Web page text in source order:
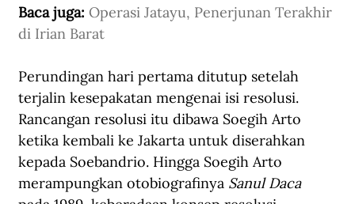
Baca juga: Operasi Jatayu, Penerjunan Terakhir
di Irian Barat
Perundingan hari pertama ditutup setelah
terjalin kesepakatan mengenai isi resolusi.
Rancangan resolusi itu dibawa Soegih Arto
ketika kembali ke Jakarta untuk diserahkan
kepada Soebandrio. Hingga Soegih Arto
merampungkan otobiografinya Sanul Daca